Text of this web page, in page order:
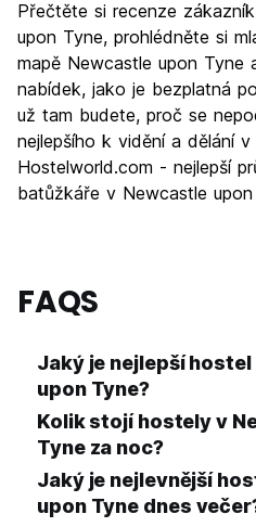
Noční život
Hodnota za peníze
Přečtěte si recenze
upon Tyne, prohlédněte si
mapě Newcastle upon Tyne
nabídek, jako je bezplatná
už tam budete, proč se
nejlepšího k vidění a dělání
Hostelworld.com - nejlepší
batůžkáře v Newcastle upon
FAQS
Jaký je nejlepší
upon Tyne?
Kolik stojí hostely v
Tyne za noc?
Jaký je nejlevnější
upon Tyne dnes